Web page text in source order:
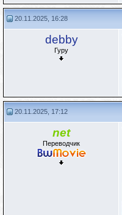
20.11.2025, 16:28
debby
Гуру
20.11.2025, 17:12
net
Переводчик